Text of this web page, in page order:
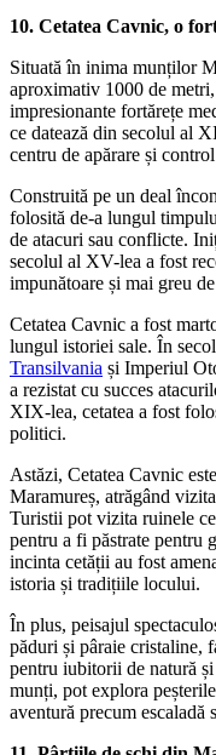
10. Cetatea Cavnic, o
Situată în inima munților
aproximativ 1000 de
impresionante fortărețe
ce datează din secolul al
centru de apărare și
Construită pe un deal
folosită de-a lungul
de atacuri sau conflicte.
secolul al XV-lea a fost
impunătoare și mai greu
Cetatea Cavnic a fost
lungul istoriei sale. În
Transilvania și Imperiul
a rezistat cu succes
XIX-lea, cetatea a fost
politici.
Astăzi, Cetatea Cavnic
Maramureș, atrăgând
Turistii pot vizita ruinele
pentru a fi păstrate pentru
incinta cetății au fost
istoria și tradițiile locului.
În plus, peisajul
păduri și pâraie cristaline,
pentru iubitorii de natură
munți, pot explora
aventură precum escaladă